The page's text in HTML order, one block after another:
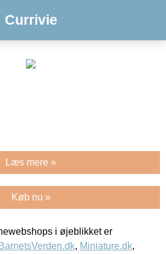
Currivie
Læs mere »
Køb nu »
i øjeblikket er
BarnetsVerden.dk, Miniature.dk,